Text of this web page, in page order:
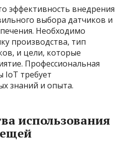
эффективность внедрения
выбора датчиков и
Необходимо
производства, тип
и цели, которые
Профессиональная
IoT требует
знаний и опыта.
использования